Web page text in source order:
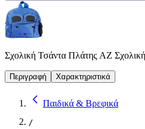
Σχολική Τσάντα Πλάτης AZ
Περιγραφή Χαρακτηριστικά
Παιδικά & Βρεφικά
/